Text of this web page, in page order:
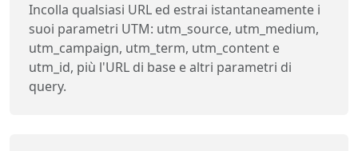
Incolla qualsiasi URL ed estrai istantaneamente i
suoi parametri UTM: utm_source, utm_medium,
utm_campaign, utm_term, utm_content e
utm_id, più l'URL di base e altri parametri di
query.